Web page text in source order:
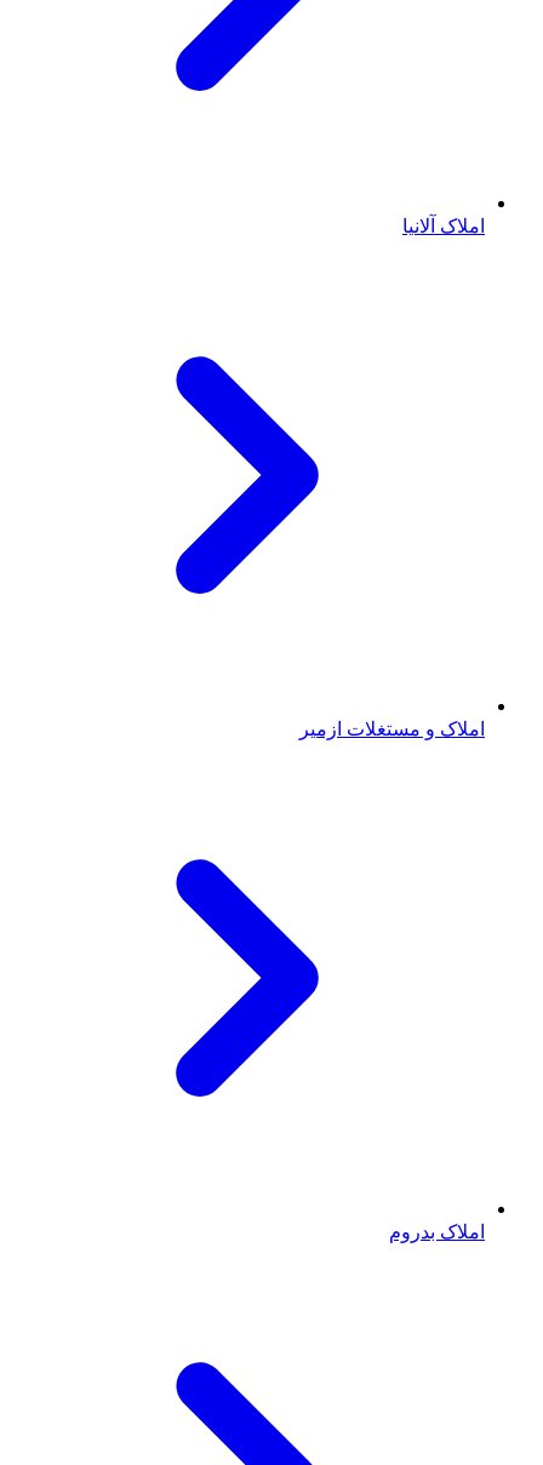
املاک آلانیا
املاک و مستغلات ازمیر
املاک بدروم